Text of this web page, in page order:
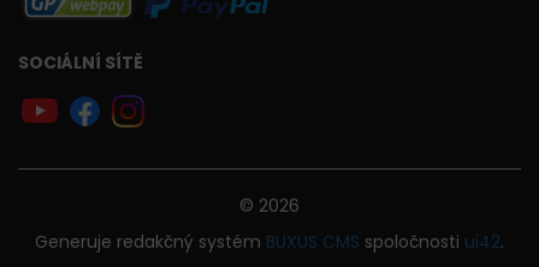
SOCIÁLNÍ SÍTĚ
© 2026
Generuje redakčný systém BUXUS CMS spoločnosti ui42.